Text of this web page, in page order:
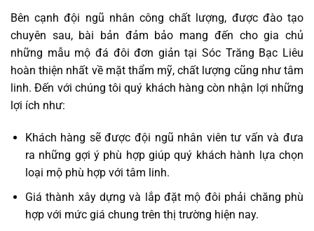
Bên cạnh đội ngũ nhân công chất lượng, được đào tạo
chuyên sau, bài bản đảm bảo mang đến cho gia chủ
những mẫu mộ đá đôi đơn giản tại Sóc Trăng Bạc Liêu
hoàn thiện nhất về mặt thẩm mỹ, chất lượng cũng như tâm
linh. Đến với chúng tôi quý khách hàng còn nhận lợi những
lợi ích như:
Khách hàng sẽ được đội ngũ nhân viên tư vấn và đưa
ra những gợi ý phù hợp giúp quý khách hành lựa chọn
loại mộ phù hợp với tâm linh.
Giá thành xây dựng và lắp đặt mộ đôi phải chăng phù
hợp với mức giá chung trên thị trường hiện nay.